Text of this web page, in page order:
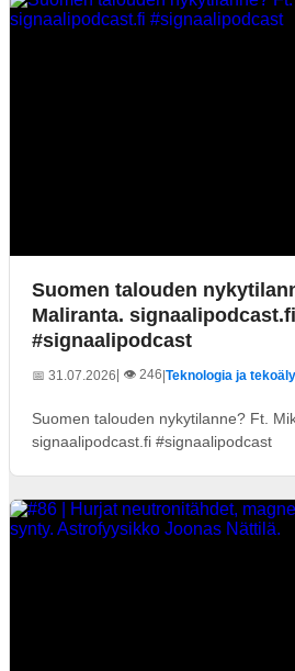
Suomen talouden
Maliranta. signaalipodcast.fi
#signaalipodcast
📅 31.07.2026| 👁️ 246 Teknologia ja tekoäly
Suomen talouden nykytilanne? Ft.
signaalipodcast.fi #signaalipodcast